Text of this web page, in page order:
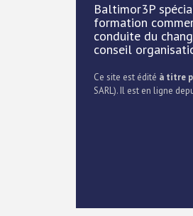
Baltimor3P
formation
conduite du
conseil
Ce site est édité à titre
SARL). Il est en ligne